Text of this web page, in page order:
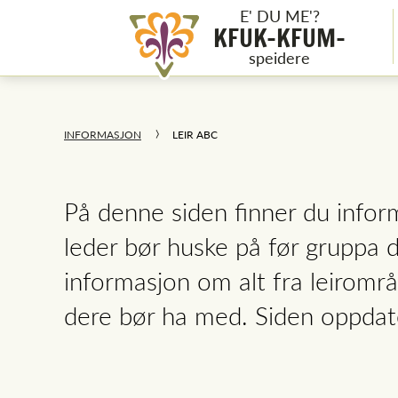
E' DU ME'?
KFUK-KFUM-
speidere
INFORMASJON LEIR ABC
På denne siden finner du
leder bør huske på før gruppa
informasjon om alt fra
dere bør ha med. Siden